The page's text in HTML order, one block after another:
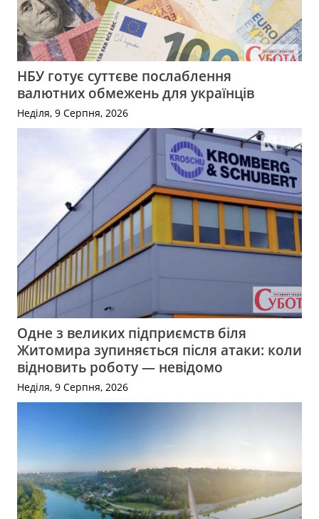
НБУ готує суттєве послаблення
валютних обмежень для українців
Неділя, 9 Серпня, 2026
Одне з великих підприємств біля
Житомира зупиняється після атаки: коли
відновить роботу — невідомо
Неділя, 9 Серпня, 2026